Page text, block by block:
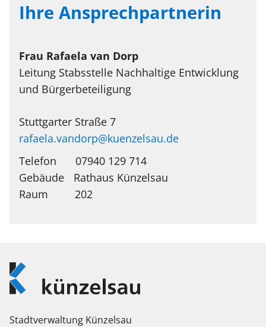
Ihre Ansprechpartnerin
Frau Rafaela van Dorp
Leitung Stabsstelle Nachhaltige Entwicklung
und Bürgerbeteiligung
Stuttgarter Straße 7
rafaela.vandorp@kuenzelsau.de
Telefon
07940 129 714
Rathaus Künzelsau
202
Logo
Künzelsau
Stadtverwaltung Künzelsau